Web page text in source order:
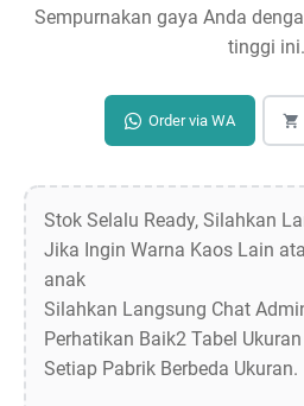
Sempurnakan gaya Anda
tinggi ini.
Order via WA
Stok Selalu Ready, Silahkan
Jika Ingin Warna Kaos Lain
anak
Silahkan Langsung Chat
Perhatikan Baik2 Tabel
Setiap Pabrik Berbeda Ukuran.